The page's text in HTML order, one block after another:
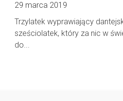
29 marca 2019
Trzylatek wyprawiający
sześciolatek, który za nic w
do...